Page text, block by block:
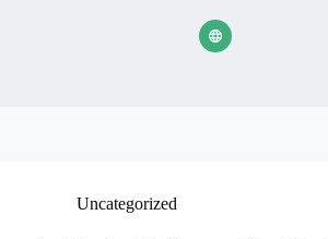
Uncategorized